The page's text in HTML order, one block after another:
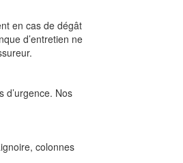
en cas de dégât
d’entretien ne
d’urgence. Nos
colonnes